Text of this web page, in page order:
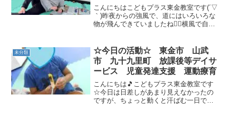
発達支援 運動療育 教室見学
こんにちはこどもプラス東金教室です(´▽
｀)昨夜からの強風で、道にはいろいろな
物が飛んできていましたね😵‍💫横風で自転
いる姿も見受けられました💦今日プラス
にきたお友達は...
未分類
☆今日の活動☆ 東金市 山武
市 九十九里町 放課後等デイサ
ービス 児童発達支援 運動療育
こんにちは🎵こどもプラス東金教室です
☆今日は日差しがあまり見えなかったの
ですが、ちょっと動くと汗ばむ一日でし